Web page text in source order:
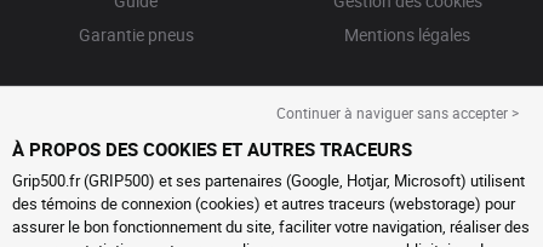
Garantie pneus
Mentions légales
Continuer à naviguer sans accepter >
À PROPOS DES COOKIES ET AUTRES TRACEURS
Grip500.fr (GRIP500) et ses partenaires (Google, Hotjar, Microsoft) utilisent
des témoins de connexion (cookies) et autres traceurs (webstorage) pour
assurer le bon fonctionnement du site, faciliter votre navigation, réaliser des